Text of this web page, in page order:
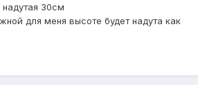
30см
для меня высоте будет надута как